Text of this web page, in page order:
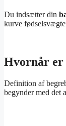
Du indsætter din
kurve
Hvornår er
Definition af
begynder med det